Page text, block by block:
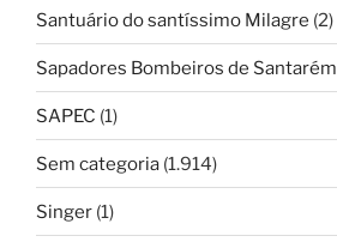
Santuário do santíssimo Milagre (2)
Sapadores Bombeiros de Santarém
SAPEC (1)
Sem categoria (1.914)
Singer (1)